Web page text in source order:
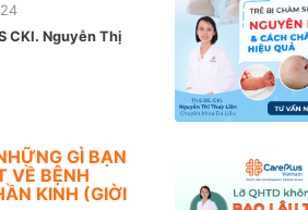
CKI. Nguyễn Thị
GÌ BẠN
VỀ BỆNH
KINH (GIỜI